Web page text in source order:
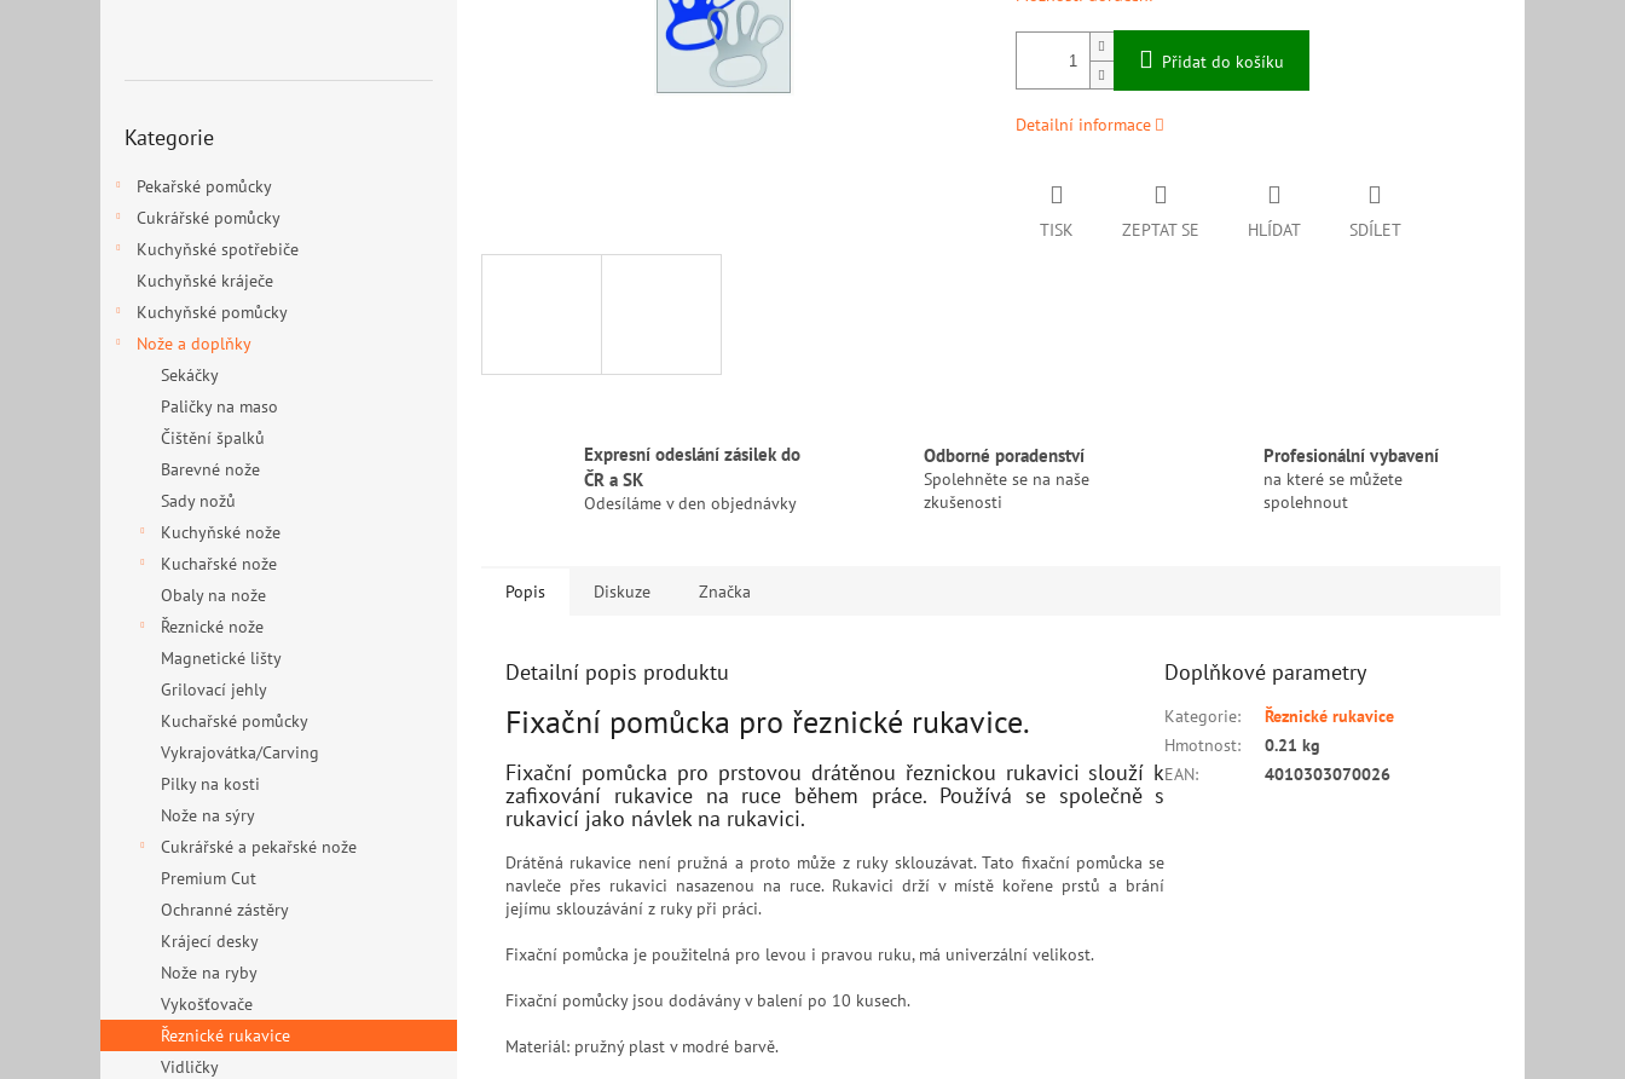
kategorie
Kategorie
Pekařské pomůcky
Cukrářské pomůcky
Kuchyňské spotřebiče
Kuchyňské kráječe
Kuchyňské pomůcky
Nože a doplňky
Sekáčky
Paličky na maso
Čištění špalků
Barevné nože
Sady nožů
Kuchyňské nože
Kuchařské nože
Obaly na nože
Řeznické nože
Magnetické lišty
Grilovací jehly
Kuchařské pomůcky
Vykrajovátka/Carving
Pilky na kosti
Nože na sýry
Cukrářské a pekařské nože
Premium Cut
Ochranné zástěry
Krájecí desky
Nože na ryby
Vykošťovače
Řeznické rukavice
Vidličky
Přidat do košíku
Detailní informace
TISK ZEPTAT SE HLÍDAT SDÍLET
Expresní odeslání zásilek do
ČR a SK
Odesíláme v den objednávky
Odborné poradenství
Spolehněte se na naše
zkušenosti
Profesionální vybavení
na které se můžete
spolehnout
Popis Diskuze Značka
Detailní popis produktu
Fixační pomůcka pro řeznické rukavice.
Fixační pomůcka pro prstovou drátěnou řeznickou rukavici slouží k
zafixování rukavice na ruce během práce. Používá se společně s
rukavicí jako návlek na rukavici.
Drátěná rukavice není pružná a proto může z ruky sklouzávat. Tato fixační pomůcka se
navleče přes rukavici nasazenou na ruce. Rukavici drží v místě kořene prstů a brání
jejímu sklouzávání z ruky při práci.
Fixační pomůcka je použitelná pro levou i pravou ruku, má univerzální velikost.
Fixační pomůcky jsou dodávány v balení po 10 kusech.
Materiál: pružný plast v modré barvě.
Doplňkové parametry
Kategorie:
Řeznické rukavice
Hmotnost:
0.21 kg
EAN: 4010303070026